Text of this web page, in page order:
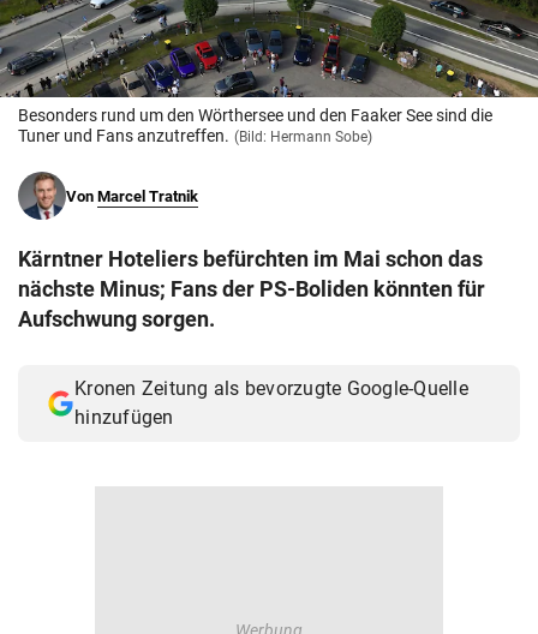
© Krone Multimedia GmbH & Co KG 2026
Muthgasse 2, 1190 Wien
Besonders rund um den Wörthersee und den Faaker See sind die
Tuner und Fans anzutreffen. (Bild: Hermann Sobe)
Von Marcel Tratnik
Kärntner Hoteliers befürchten im Mai schon das
nächste Minus; Fans der PS-Boliden könnten für
Aufschwung sorgen.
Kronen Zeitung als bevorzugte Google-Quelle
hinzufügen